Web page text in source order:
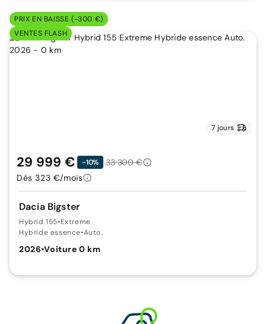
PRIX EN BAISSE (-300 €)
VENTES FLASH
7 jours
Dacia Bigster
Hybrid 155•Extreme
Hybride essence•Auto.
2026•Voiture 0 km
29 999 € -10%
33 300 €
Dès 323 €/mois